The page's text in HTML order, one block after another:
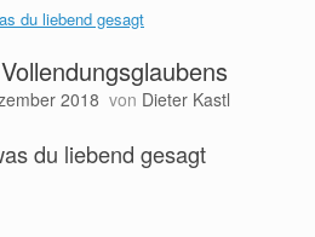
2018 von Dieter Kastl
du liebend gesagt